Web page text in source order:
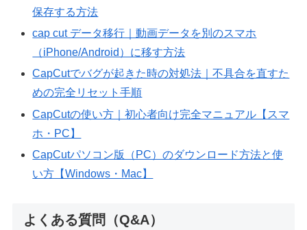
保存する方法
cap cut データ移行｜動画データを別のスマホ
（iPhone/Android）に移す方法
CapCutでバグが起きた時の対処法｜不具合を直すた
めの完全リセット手順
CapCutの使い方｜初心者向け完全マニュアル【スマ
ホ・PC】
CapCutパソコン版（PC）のダウンロード方法と使
い方【Windows・Mac】
よくある質問（Q&A）